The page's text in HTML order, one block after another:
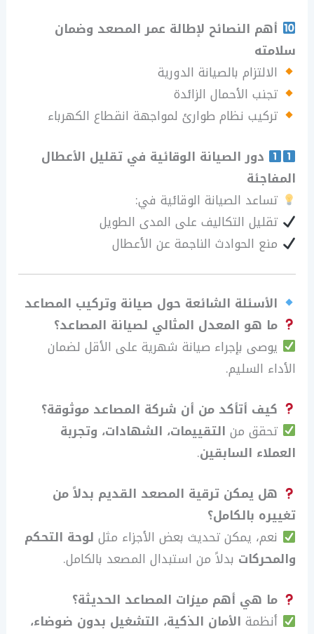
أهم النصائح لإطالة عمر المصعد وضمان
سلامته
الالتزام بالصيانة الدورية
تجنب الأحمال الزائدة
تركيب نظام طوارئ لمواجهة انقطاع الكهرباء
دور الصيانة الوقائية في تقليل الأعطال
المفاجئة
تساعد الصيانة الوقائية في:
تقليل التكاليف على المدى الطويل
منع الحوادث الناجمة عن الأعطال
الأسئلة الشائعة حول صيانة وتركيب المصاعد
ما هو المعدل المثالي لصيانة المصاعد؟
يوصى بإجراء صيانة شهرية على الأقل لضمان
الأداء السليم.
كيف أتأكد من أن شركة المصاعد موثوقة؟
تحقق من التقييمات، الشهادات، وتجربة
العملاء السابقين.
هل يمكن ترقية المصعد القديم بدلاً من
تغييره بالكامل؟
نعم، يمكن تحديث بعض الأجزاء مثل لوحة التحكم
والمحركات بدلاً من استبدال المصعد بالكامل.
ما هي أهم ميزات المصاعد الحديثة؟
أنظمة الأمان الذكية، التشغيل بدون ضوضاء،